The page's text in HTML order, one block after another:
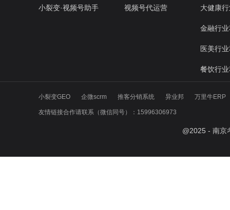
小裂变·视频号助手 视频号代运营 大健康
金融行
医美行
餐饮行
小裂变GEO 企微scrm 推客分销系统 异业邦 万里牛ERP
友情链接合作请联系（微信同号）：15996306973
@2025 - 南京